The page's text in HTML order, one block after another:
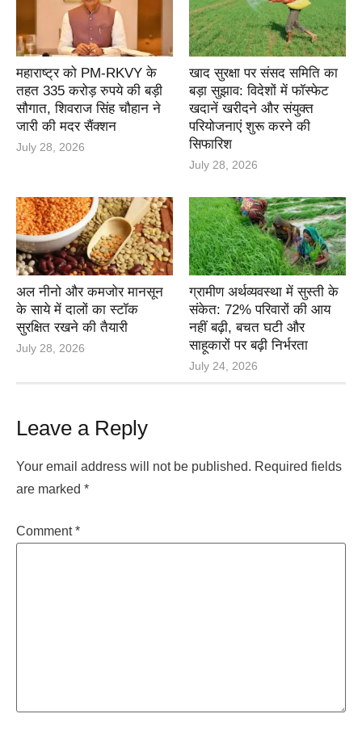
महाराष्ट्र को PM-RKVY के
तहत 335 करोड़ रुपये की बड़ी
सौगात, शिवराज सिंह चौहान ने
जारी की मदर सैंक्शन
July 28, 2026
खाद सुरक्षा पर संसद समिति का
बड़ा सुझाव: विदेशों में फॉस्फेट
खदानें खरीदने और संयुक्त
परियोजनाएं शुरू करने की
सिफारिश
July 28, 2026
अल नीनो और कमजोर मानसून
के साये में दालों का स्टॉक
सुरक्षित रखने की तैयारी
July 28, 2026
ग्रामीण अर्थव्यवस्था में सुस्ती के
संकेत: 72% परिवारों की आय
नहीं बढ़ी, बचत घटी और
साहूकारों पर बढ़ी निर्भरता
July 24, 2026
Leave a Reply
Your email address will not be published. Required fields
are marked *
Comment*